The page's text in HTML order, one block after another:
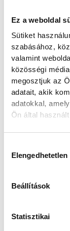
Ez a weboldal
Sütiket
szabásához,
valamint
közösségi
megosztjuk az
adatait, akik
adatokkal,
Ön által
Elengedhetetlen
Beállítások
Statisztikai
A
és
belül